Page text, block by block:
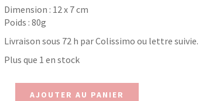
Dimension : 12 x 7 cm
Poids : 80g
Livraison sous 72 h par Colissimo ou lettre suivie.
Plus que 1 en stock
AJOUTER AU PANIER